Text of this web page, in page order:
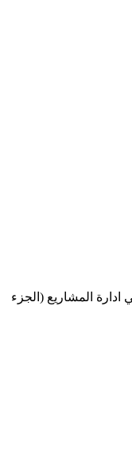
ادارة المشاريع (الجزء